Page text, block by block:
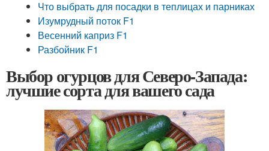
Что выбрать для посадки в теплицах и парниках
Изумрудный поток F1
Весенний каприз F1
Разбойник F1
Выбор огурцов для Северо-Запада:
лучшие сорта для вашего сада